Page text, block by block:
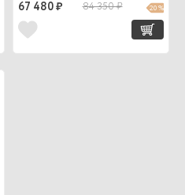
67 480 ₽ 84 350 ₽ 20 %